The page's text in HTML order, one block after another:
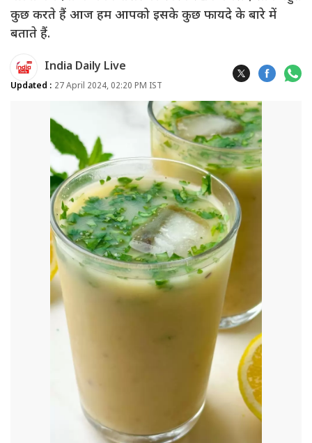
कुछ करते हैं आज हम आपको इसके कुछ फायदे के बारे में
बताते हैं.
India Daily Live
Updated : 27 April 2024, 02:20 PM IST